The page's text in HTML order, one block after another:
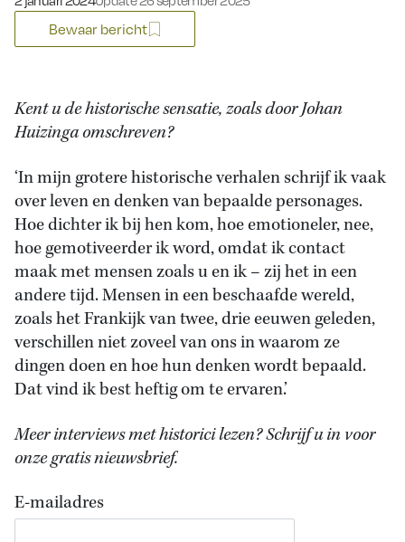
Bewaar bericht
Kent u de historische sensatie, zoals door Johan
Huizinga omschreven?
‘In mijn grotere historische verhalen schrijf ik vaak
over leven en denken van bepaalde personages.
Hoe dichter ik bij hen kom, hoe emotioneler, nee,
hoe gemotiveerder ik word, omdat ik contact
maak met mensen zoals u en ik – zij het in een
andere tijd. Mensen in een beschaafde wereld,
zoals het Frankijk van twee, drie eeuwen geleden,
verschillen niet zoveel van ons in waarom ze
dingen doen en hoe hun denken wordt bepaald.
Dat vind ik best heftig om te ervaren.’
Meer interviews met historici lezen? Schrijf u in voor
onze gratis nieuwsbrief.
E-mailadres